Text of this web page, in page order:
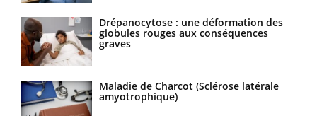
Drépanocytose : une déformation des
globules rouges aux conséquences
graves
Maladie de Charcot (Sclérose latérale
amyotrophique)